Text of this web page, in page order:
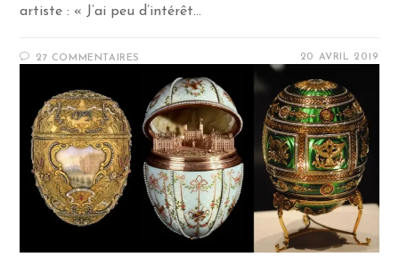
artiste : « J’ai peu d’intérêt…
27 COMMENTAIRES 20 AVRIL 2019